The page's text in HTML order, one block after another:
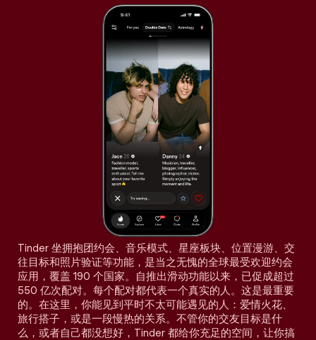
Tinder 坐拥抱团约会、音乐模式、星座板块、位置漫游、交
往目标和照片验证等功能，是当之无愧的全球最受欢迎约会
应用，覆盖 190 个国家。自推出滑动功能以来，已促成超过
550 亿次配对。每个配对都代表一个真实的人。这是最重要
的。在这里，你能见到平时不太可能遇见的人：爱情火花、
旅行搭子，或是一段慢热的关系。不管你的交友目标是什
么，或者自己都没想好，Tinder 都给你充足的空间，让你搞